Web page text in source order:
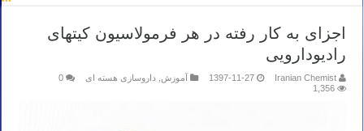
اجزای به کار رفته در هر فرمولاسیون کیتهای
رادیودارویی
Iranian Chemist
1397-11-27 آموزش داروسازی هسته ای
0
1,356